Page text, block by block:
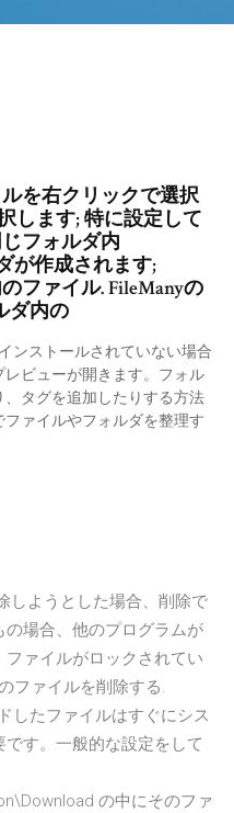
を右クリックで選択
します; 特に設定して
フォルダ内
が作成されます;
ファイル. FileManyの
ダ内の
ンストールされていない場合
ビューが開きます。フォル
タグを追加したりする方法
ァイルやフォルダを整理す
しようとした場合、削除で
場合、他のプログラムが
ァイルがロックされてい
ファイルを削除する.
したファイルはすぐにシス
す。一般的な設定をして
の中にそのファ